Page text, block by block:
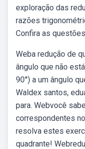
exploração das
razões
Confira as
Weba redução de
ângulo que não
90°) a um ângulo
Waldex santos,
para. Webvocê
correspondentes
resolva estes
quadrante!